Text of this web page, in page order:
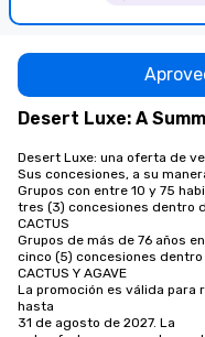
Desert Luxe: A
Desert Luxe: una oferta de
Sus concesiones, a su
Grupos con entre 10 y 75
tres (3) concesiones dentro
CACTUS
Grupos de más de 76 años
cinco (5) concesiones
CACTUS Y AGAVE
La promoción es válida para
hasta
31 de agosto de 2027. La